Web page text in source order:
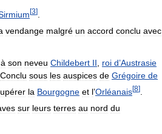
[3]
vendange malgré un accord conclu avec
à son neveu Childebert II, roi d’Austrasie
Conclu sous les auspices de Grégoire de
la Bourgogne et l’Orléanais[8]
sur leurs terres au nord du